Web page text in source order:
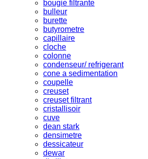
bougie filtrante
bulleur
burette
butyrometre
capillaire
cloche
colonne
condenseur/ refrigerant
cone a sedimentation
coupelle
creuset
creuset filtrant
cristallisoir
cuve
dean stark
densimetre
dessicateur
dewar